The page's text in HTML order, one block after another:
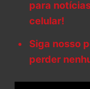
para
celular!
Siga nosso
perder